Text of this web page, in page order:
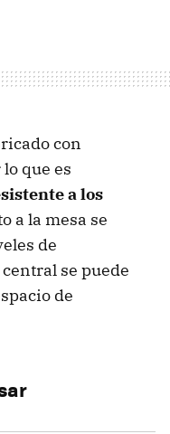
con
que es
a los
a la mesa se
de
se puede
de